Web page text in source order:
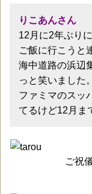
りこあんさん
12月に2年ぶり
ご飯に行こうと
海中道路の浜辺
っと笑いました。
ファミマのスッ
てるけど12月ま
ご祝